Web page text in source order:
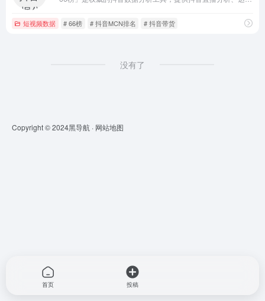
短视频数据 # 66榜 # 抖音MCN排名 # 抖音带货
没有了
Copyright © 2024黑导航 · 网站地图
首页 投稿